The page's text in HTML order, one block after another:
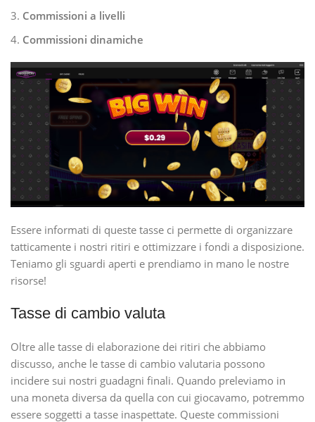
Commissioni a livelli
Commissioni dinamiche
Essere informati di queste tasse ci permette di organizzare
tatticamente i nostri ritiri e ottimizzare i fondi a disposizione.
Teniamo gli sguardi aperti e prendiamo in mano le nostre
risorse!
Tasse di cambio valuta
Oltre alle tasse di elaborazione dei ritiri che abbiamo
discusso, anche le tasse di cambio valutaria possono
incidere sui nostri guadagni finali. Quando preleviamo in
una moneta diversa da quella con cui giocavamo, potremmo
essere soggetti a tasse inaspettate. Queste commissioni